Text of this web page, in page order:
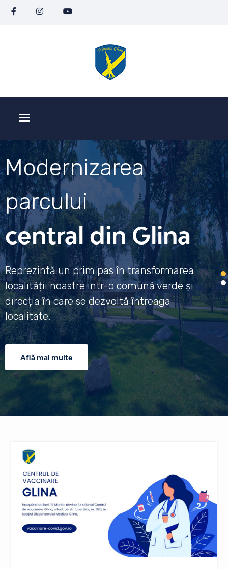
Modernizarea
parcului
central din Glina
Reprezintă un prim pas în transformarea
localității noastre intr-o comună verde și
direcția în care se dezvoltă întreaga
localitate.
Află mai multe